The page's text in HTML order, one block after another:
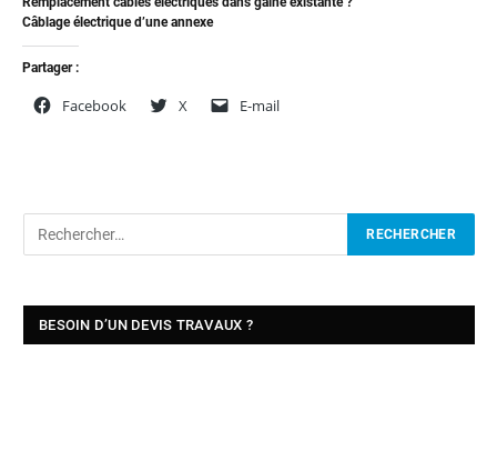
Câblage électrique d’une annexe
Partager :
Facebook X E-mail
BESOIN D’UN DEVIS TRAVAUX ?